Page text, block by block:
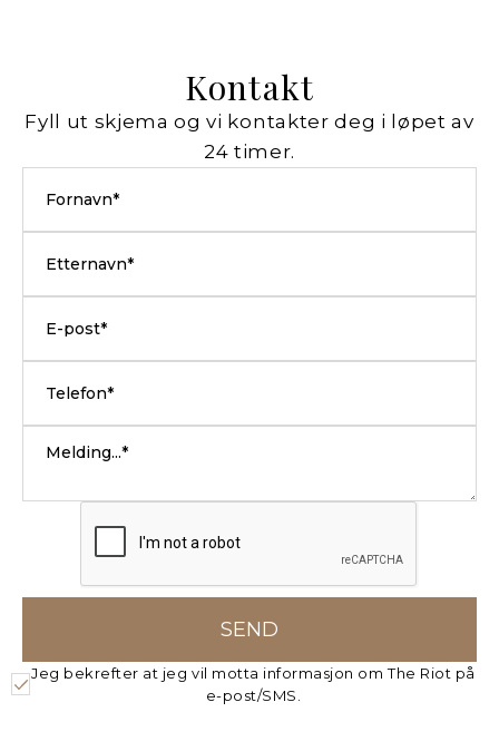
Kontakt
Fyll ut skjema og vi kontakter deg i løpet av
24 timer.
Jeg bekrefter at jeg vil motta informasjon om The Riot på
e-post/SMS.